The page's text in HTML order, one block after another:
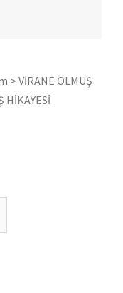
> VİRANE OLMUŞ
HİKAYESİ